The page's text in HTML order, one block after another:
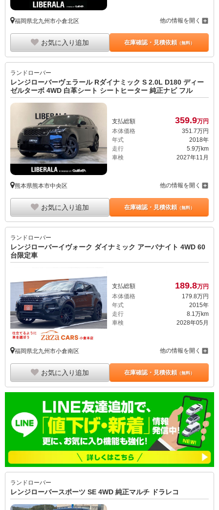
福岡県北九州市小倉北区 他の情報を開く
お気に入り追加 在庫確認・見積依頼（無料）
ランドローバー
レンジローバーヴェラール Rダイナミック S 2.0L D180 ディー
ゼルターボ 4WD 白革シート シートヒーター 純正ナビ フル
支払総額 359.9万円
本体価格
351.7万円
年式
2018年
走行
5.9万km
車検
2027年11月
熊本県熊本市中央区 他の情報を開く
お気に入り追加 在庫確認・見積依頼（無料）
ランドローバー
レンジローバーイヴォーク ダイナミック アーバナイト 4WD 60
台限定車
支払総額 189.8万円
本体価格
179. 8万円
年式
2015年
走行
8.1万km
車検
2028年05月
福岡県北九州市小倉南区 他の情報を開く
お気に入り追加 在庫確認・見積依頼（無料）
ランドローバー
レンジローバースポーツ SE 4WD 純正マルチ ドラレコ